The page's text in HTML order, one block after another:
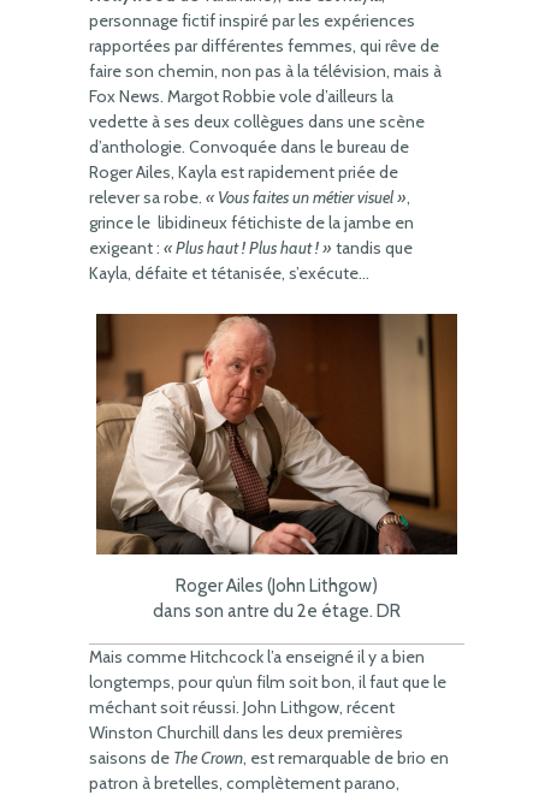
personnage fictif inspiré par les expériences
rapportées par différentes femmes, qui rêve de
faire son chemin, non pas à la télévision, mais à
Fox News. Margot Robbie vole d’ailleurs la
vedette à ses deux collègues dans une scène
d’anthologie. Convoquée dans le bureau de
Roger Ailes, Kayla est rapidement priée de
relever sa robe. « Vous faites un métier visuel »,
grince le libidineux fétichiste de la jambe en
exigeant : « Plus haut ! Plus haut ! » tandis que
Kayla, défaite et tétanisée, s’exécute…
Roger Ailes (John Lithgow)
dans son antre du 2e étage. DR
Mais comme Hitchcock l’a enseigné il y a bien
longtemps, pour qu’un film soit bon, il faut que le
méchant soit réussi. John Lithgow, récent
Winston Churchill dans les deux premières
saisons de The Crown, est remarquable de brio en
patron à bretelles, complètement parano,